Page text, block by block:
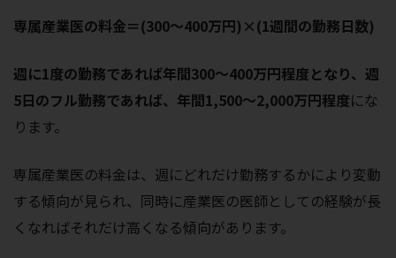
専属産業医の料金＝(300～400万円)×(1週間の勤務日数)
週に1度の勤務であれば年間300～400万円程度となり、週
5日のフル勤務であれば、年間1,500～2,000万円程度にな
ります。
専属産業医の料金は、週にどれだけ勤務するかにより変動
する傾向が見られ、同時に産業医の医師としての経験が長
くなればそれだけ高くなる傾向があります。